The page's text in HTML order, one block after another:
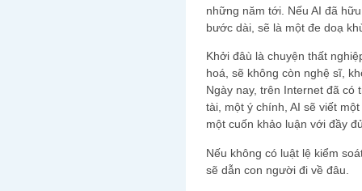
những năm tới. Nếu AI đã
bước dài, sẽ là một đe doạ
Khởi đâù là chuyện thất
hoá, sẽ không còn nghệ sĩ,
Ngày nay, trên Internet đã có
tài, một ý chính, AI sẽ viết
một cuốn khảo luận với đầy
Nếu không có luật lệ kiểm
sẽ dẫn con người đi về đâu.